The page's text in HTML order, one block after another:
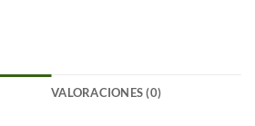
VALORACIONES (0)